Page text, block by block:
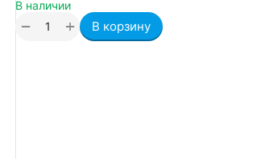
В наличии
+
− В корзину